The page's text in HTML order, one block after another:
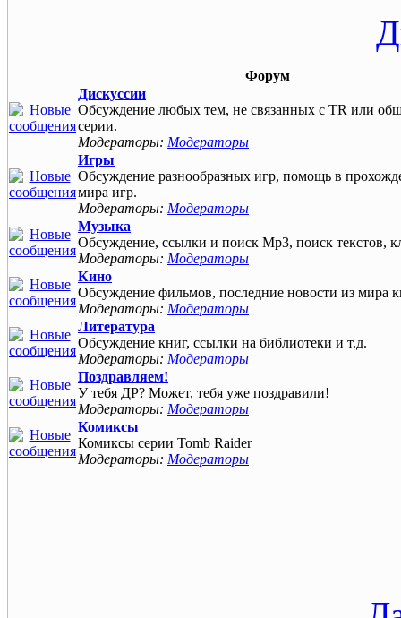
Форум
Дискуссии
Обсуждение любых тем, не связанных с TR или
серии.
Модераторы: Модераторы
Игры
Обсуждение разнообразных игр, помощь в
мира игр.
Модераторы: Модераторы
Музыка
Обсуждение, ссылки и поиск Mp3, поиск текcтов,
Модераторы: Модераторы
Кино
Обсуждение фильмов, последние новости из мира
Модераторы: Модераторы
Литература
Обсуждение книг, ссылки на библиотеки и т.д.
Модераторы: Модераторы
Поздравляем!
У тебя ДР? Может, тебя уже поздравили!
Модераторы: Модераторы
Комиксы
Комиксы серии Tomb Raider
Модераторы: Модераторы